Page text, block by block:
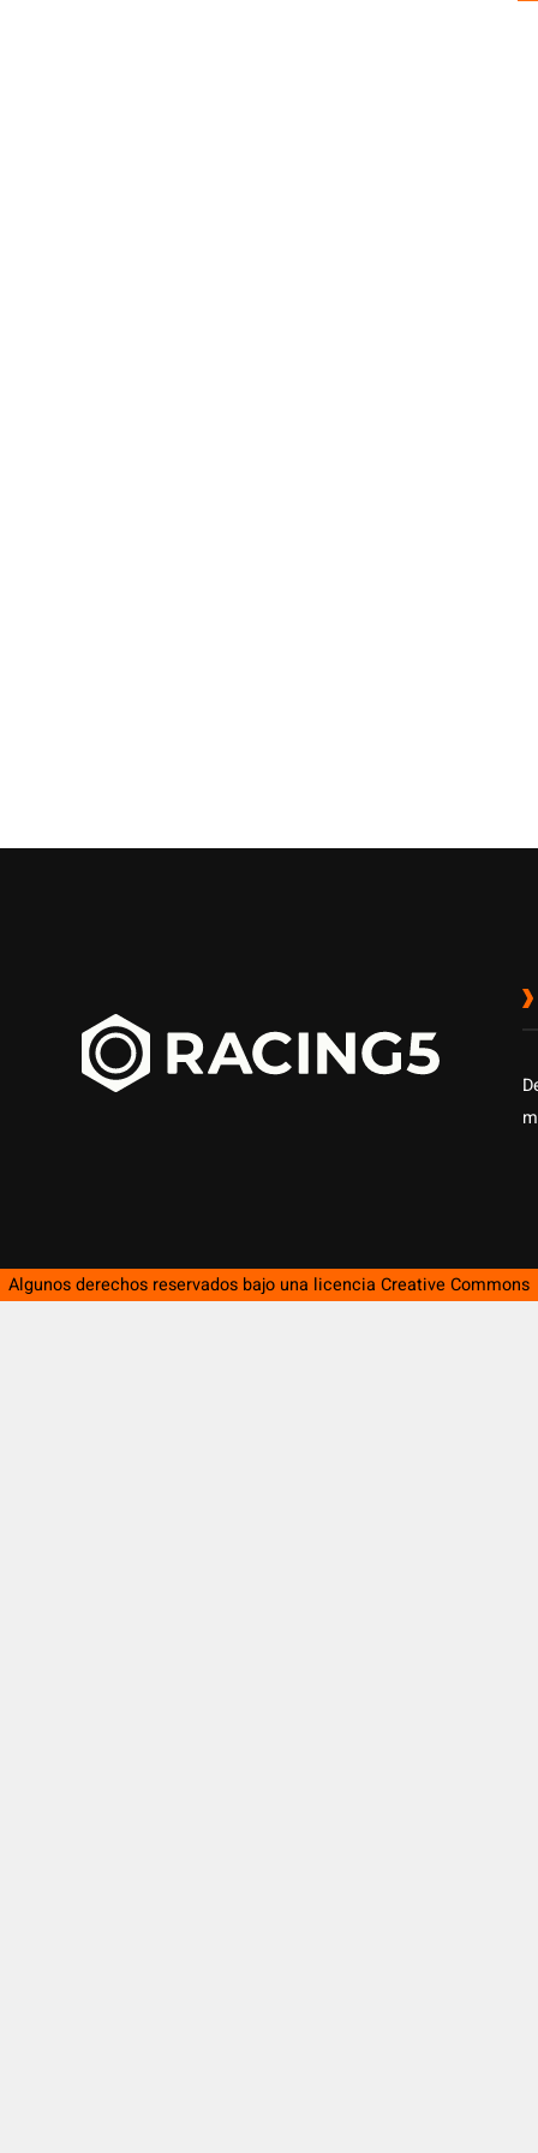
Algunos derechos reservados bajo una licencia Creative Commons